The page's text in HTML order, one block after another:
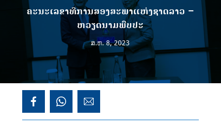
ຄະນະເລຂາທີການສອງສະພາແຫ່ງຊາດລາວ –
ຫວຽດນາມພົບປະ
ສ.ຫ. 8, 2023